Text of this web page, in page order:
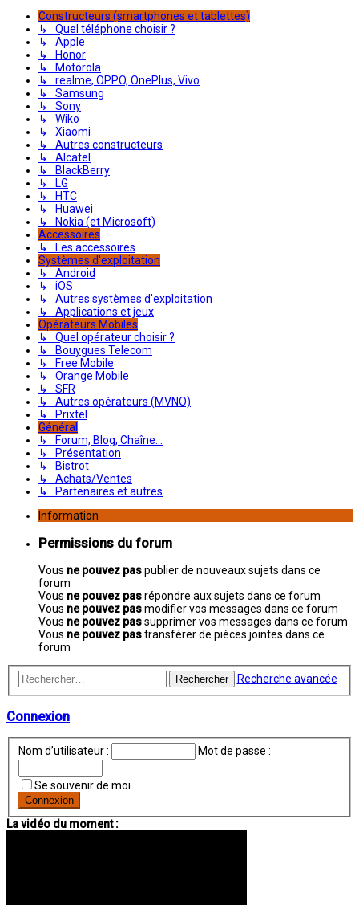
Constructeurs (smartphones et tablettes)
↳ Quel téléphone choisir ?
↳ Apple
↳ Honor
↳ Motorola
↳ realme, OPPO, OnePlus, Vivo
↳ Samsung
↳ Sony
↳ Wiko
↳ Xiaomi
↳ Autres constructeurs
↳ Alcatel
↳ BlackBerry
↳ LG
↳ HTC
↳ Huawei
↳ Nokia (et Microsoft)
Accessoires
↳ Les accessoires
Systèmes d'exploitation
↳ Android
↳ iOS
↳ Autres systèmes d'exploitation
↳ Applications et jeux
Opérateurs Mobiles
↳ Quel opérateur choisir ?
↳ Bouygues Telecom
↳ Free Mobile
↳ Orange Mobile
↳ SFR
↳ Autres opérateurs (MVNO)
↳ Prixtel
Général
↳ Forum, Blog, Chaîne...
↳ Présentation
↳ Bistrot
↳ Achats/Ventes
↳ Partenaires et autres
Information
Permissions du forum
Vous ne pouvez paspublier de nouveaux sujets dans ce
forum
Vous ne pouvez pasrépondre aux sujets dans ce forum
Vous ne pouvez pasmodifier vos messages dans ce forum
Vous ne pouvez passupprimer vos messages dans ce forum
Vous ne pouvez pastransférer de pièces jointes dans ce
forum
Rechercher Recherche avancée
Connexion
Nom d’utilisateur : Mot de passe :
Se souvenir de moi
La vidéo du moment :